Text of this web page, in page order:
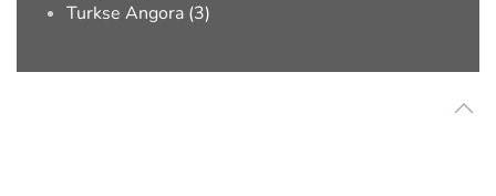
Turkse Angora (3)